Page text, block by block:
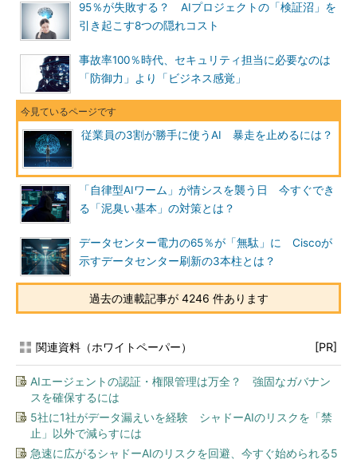
95％が失敗する？ AIプロジェクトの「検証沼」を
引き起こす8つの隠れコスト
事故率100％時代、セキュリティ担当に必要なのは
「防御力」より「ビジネス感覚」
従業員の3割が勝手に使うAI 暴走を止めるには？
「自律型AIワーム」が情シスを襲う日 今すぐでき
る「泥臭い基本」の対策とは？
データセンター電力の65％が「無駄」に Ciscoが
示すデータセンター刷新の3本柱とは？
過去の連載記事が 4246 件あります
関連資料（ホワイトペーパー） [PR]
AIエージェントの認証・権限管理は万全？ 強固なガバナン
スを確保するには
5社に1社がデータ漏えいを経験 シャドーAIのリスクを「禁
止」以外で減らすには
急速に広がるシャドーAIのリスクを回避、今すぐ始められる5